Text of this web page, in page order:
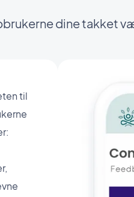
dine takket
til